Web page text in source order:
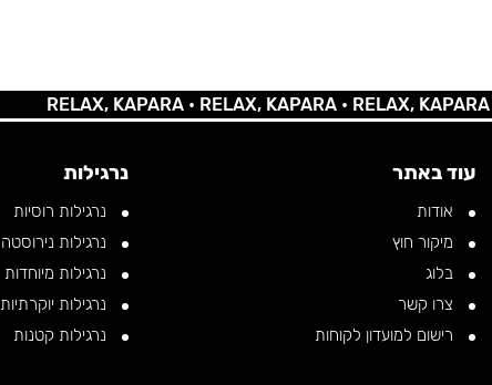
RELAX, KAPARA •RELAX, KAPARA •RELAX, KAPARA •
עוד באתר
אודות
מיקור חוץ
בלוג
צרו קשר
רישום למועדון לקוחות
נרגילות
נרגילות רוסיות
נרגילות נירוסטה
נרגילות מיוחדות
נרגילות יוקרתיות
נרגילות קטנות